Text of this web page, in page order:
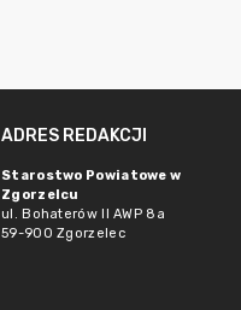
ADRES REDAKCJI
Starostwo Powiatowe w
Zgorzelcu
ul. Bohaterów II AWP 8a
59-900 Zgorzelec